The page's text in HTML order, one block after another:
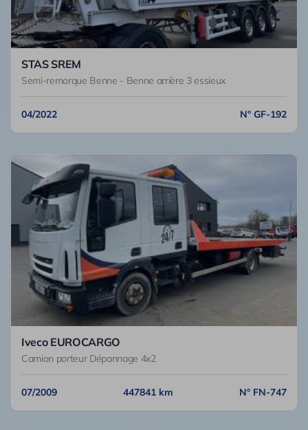
STAS SREM
Semi-remorque Benne - Benne arrière 3 essieux
04/2022 N° GF-192
Iveco EUROCARGO
Camion porteur Dépannage 4x2
07/2009 447841 km N° FN-747